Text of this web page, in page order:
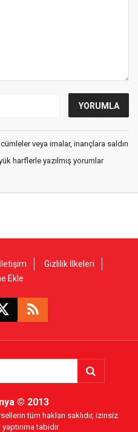
veya imalar, inançlara saldırı
harflerle yazılmış yorumlar
İletişim
Gizlilik İlkeleri
Ekle
© 2013
tüm hakları saklıdır, izinsiz
yaptırıma tabidir.